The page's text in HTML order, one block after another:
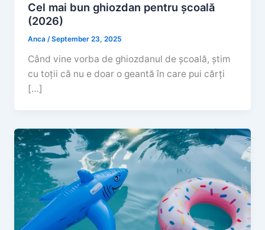
Cel mai bun ghiozdan pentru școală
(2026)
Anca/September 23, 2025
Când vine vorba de ghiozdanul de școală, știm
cu toții că nu e doar o geantă în care pui cărți
[…]